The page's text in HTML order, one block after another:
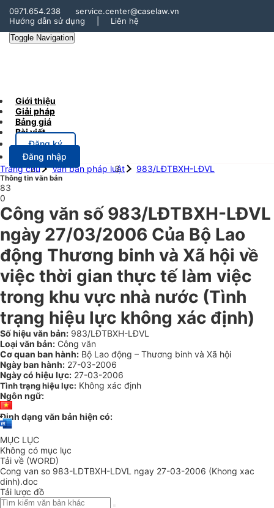
0971.654.238
service.center@caselaw.vn
Hướng dẫn sử dụng
Liên hệ
Toggle Navigation
Giới thiệu
Giải pháp
Bảng giá
Bài viết
Đăng ký
Đăng nhập
Trang chủ
Văn bản pháp luật 983/LĐTBXH-LĐVL
Thông tin văn bản
83
0
Công văn số 983/LĐTBXH-LĐVL
ngày 27/03/2006 Của Bộ Lao
động Thương binh và Xã hội về
việc thời gian thực tế làm việc
trong khu vực nhà nước (Tình
trạng hiệu lực không xác định)
Số hiệu văn bản: 983/LĐTBXH-LĐVL
Loại văn bản: Công văn
Cơ quan ban hành: Bộ Lao động – Thương binh và Xã hội
Ngày ban hành: 27-03-2006
Ngày có hiệu lực: 27-03-2006
Tình trạng hiệu lực: Không xác định
Ngôn ngữ:
Định dạng văn bản hiện có:
MỤC LỤC
Không có mục lục
Tải về (WORD)
Cong van so 983-LDTBXH-LDVL ngay 27-03-2006 (Khong xac
dinh).doc
Tải lược đồ